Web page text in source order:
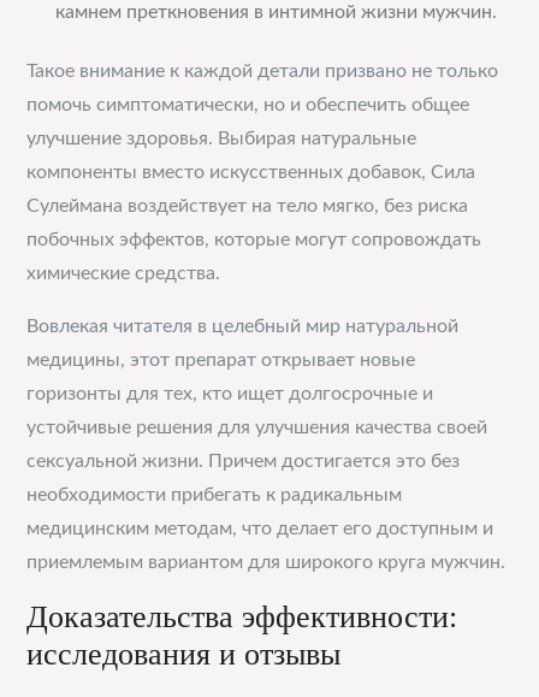
камнем преткновения в интимной жизни мужчин.
Такое внимание к каждой детали призвано не только
помочь симптоматически, но и обеспечить общее
улучшение здоровья. Выбирая натуральные
компоненты вместо искусственных добавок, Сила
Сулеймана воздействует на тело мягко, без риска
побочных эффектов, которые могут сопровождать
химические средства.
Вовлекая читателя в целебный мир натуральной
медицины, этот препарат открывает новые
горизонты для тех, кто ищет долгосрочные и
устойчивые решения для улучшения качества своей
сексуальной жизни. Причем достигается это без
необходимости прибегать к радикальным
медицинским методам, что делает его доступным и
приемлемым вариантом для широкого круга мужчин.
Доказательства эффективности:
исследования и отзывы